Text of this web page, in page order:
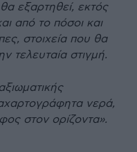
εξαρτηθεί, εκτός
από το πόσοι και
στοιχεία που θα
τελευταία στιγµή.
νερά,
στον ορίζοντα».